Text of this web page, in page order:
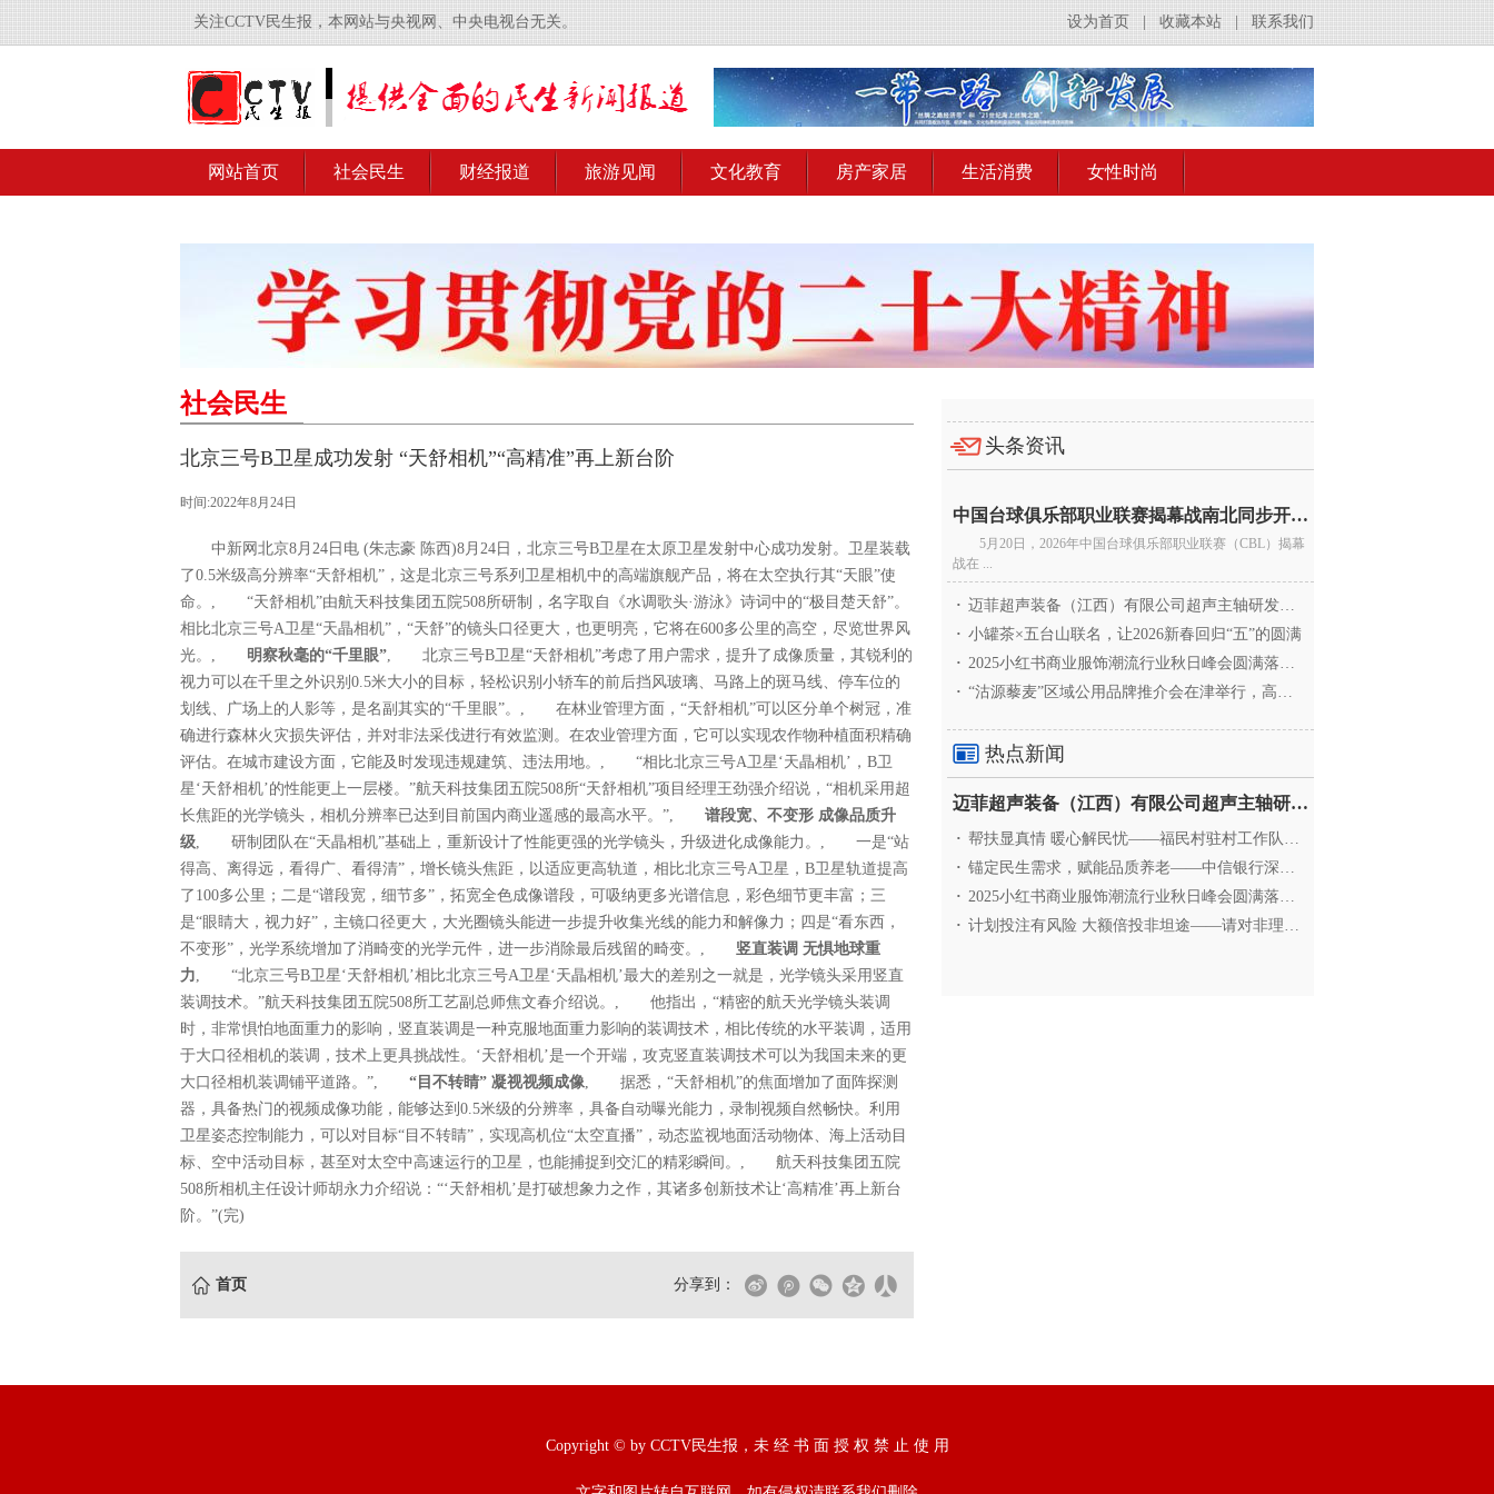
关注CCTV民生报，本网站与央视网、中央电视台无关。 联系我们
收藏本站
设为首页
网站首页 社会民生 财经报道 旅游见闻 文化教育 房产家居 生活消费 女性时尚
社会民生
北京三号B卫星成功发射 “天舒相机”“高精准”再上新台阶
时间:2022年8月24日
中新网北京8月24日电 (朱志豪 陈西)8月24日，北京三号B卫星在太原卫星发射中心成功发射。卫星装载
了0.5米级高分辨率“天舒相机”，这是北京三号系列卫星相机中的高端旗舰产品，将在太空执行其“天眼”使
命。, “天舒相机”由航天科技集团五院508所研制，名字取自《水调歌头·游泳》诗词中的“极目楚天舒”。
相比北京三号A卫星“天瞐相机”，“天舒”的镜头口径更大，也更明亮，它将在600多公里的高空，尽览世界风
光。, 明察秋毫的“千里眼”, 北京三号B卫星“天舒相机”考虑了用户需求，提升了成像质量，其锐利的
视力可以在千里之外识别0.5米大小的目标，轻松识别小轿车的前后挡风玻璃、马路上的斑马线、停车位的
划线、广场上的人影等，是名副其实的“千里眼”。, 在林业管理方面，“天舒相机”可以区分单个树冠，准
确进行森林火灾损失评估，并对非法采伐进行有效监测。在农业管理方面，它可以实现农作物种植面积精确
评估。在城市建设方面，它能及时发现违规建筑、违法用地。, “相比北京三号A卫星‘天瞐相机’，B卫
星‘天舒相机’的性能更上一层楼。”航天科技集团五院508所“天舒相机”项目经理王劲强介绍说，“相机采用超
长焦距的光学镜头，相机分辨率已达到目前国内商业遥感的最高水平。”, 谱段宽、不变形 成像品质升
级, 研制团队在“天瞐相机”基础上，重新设计了性能更强的光学镜头，升级进化成像能力。, 一是“站
得高、离得远，看得广、看得清”，增长镜头焦距，以适应更高轨道，相比北京三号A卫星，B卫星轨道提高
了100多公里；二是“谱段宽，细节多”，拓宽全色成像谱段，可吸纳更多光谱信息，彩色细节更丰富；三
是“眼睛大，视力好”，主镜口径更大，大光圈镜头能进一步提升收集光线的能力和解像力；四是“看东西，
不变形”，光学系统增加了消畸变的光学元件，进一步消除最后残留的畸变。, 竖直装调 无惧地球重
力, “北京三号B卫星‘天舒相机’相比北京三号A卫星‘天瞐相机’最大的差别之一就是，光学镜头采用竖直
装调技术。”航天科技集团五院508所工艺副总师焦文春介绍说。, 他指出，“精密的航天光学镜头装调
时，非常惧怕地面重力的影响，竖直装调是一种克服地面重力影响的装调技术，相比传统的水平装调，适用
于大口径相机的装调，技术上更具挑战性。‘天舒相机’是一个开端，攻克竖直装调技术可以为我国未来的更
大口径相机装调铺平道路。”, “目不转睛” 凝视视频成像, 据悉，“天舒相机”的焦面增加了面阵探测
器，具备热门的视频成像功能，能够达到0.5米级的分辨率，具备自动曝光能力，录制视频自然畅快。利用
卫星姿态控制能力，可以对目标“目不转睛”，实现高机位“太空直播”，动态监视地面活动物体、海上活动目
标、空中活动目标，甚至对太空中高速运行的卫星，也能捕捉到交汇的精彩瞬间。, 航天科技集团五院
508所相机主任设计师胡永力介绍说：“‘天舒相机’是打破想象力之作，其诸多创新技术让‘高精准’再上新台
阶。”(完)
首页 分享到：
头条资讯
中国台球俱乐部职业联赛揭幕战南北同步开杆 首届CBL
5月20日，2026年中国台球俱乐部职业联赛（CBL）揭幕
战在 ...
· 迈菲超声装备（江西）有限公司超声主轴研发和生产项
· 小罐茶×五台山联名，让2026新春回归“五”的圆满
· 2025小红书商业服饰潮流行业秋日峰会圆满落幕，携手
· “沽源藜麦”区域公用品牌推介会在津举行，高蛋白产业
热点新闻
迈菲超声装备（江西）有限公司超声主轴研发和生产项
· 帮扶显真情 暖心解民忧——福民村驻村工作队与村委心系
· 锚定民生需求，赋能品质养老——中信银行深圳分行养老
· 2025小红书商业服饰潮流行业秋日峰会圆满落幕，携手
· 计划投注有风险 大额倍投非坦途——请对非理性购彩说“
Copyright © by CCTV民生报，未 经 书 面 授 权 禁 止 使 用